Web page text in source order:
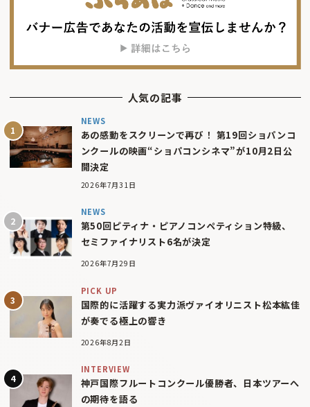
人気の記事
NEWS
あの感動をスクリーンで再び！ 第19回ショパンコ
ンクールの映画“ショパコンシネマ”が10月2日公
開決定
2026年7月31日
NEWS
第50回ピティナ・ピアノコンペティション特級、
セミファイナリスト6名が決定
2026年7月29日
PICK UP
国際的に活躍する実力派ヴァイオリニスト松本紘佳
が奏でる極上の響き
2026年8月2日
INTERVIEW
神戸国際フルートコンクール優勝者、日本ツアーへ
の期待を語る